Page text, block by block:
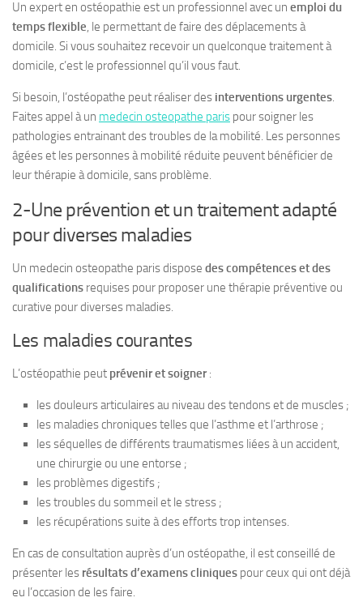
Un expert en ostéopathie est un professionnel avec un emploi du
temps flexible, le permettant de faire des déplacements à
domicile. Si vous souhaitez recevoir un quelconque traitement à
domicile, c’est le professionnel qu’il vous faut.
Si besoin, l’ostéopathe peut réaliser des interventions urgentes.
Faites appel à un medecin osteopathe paris pour soigner les
pathologies entrainant des troubles de la mobilité. Les personnes
âgées et les personnes à mobilité réduite peuvent bénéficier de
leur thérapie à domicile, sans problème.
2-Une prévention et un traitement adapté
pour diverses maladies
Un medecin osteopathe paris dispose des compétences et des
qualifications requises pour proposer une thérapie préventive ou
curative pour diverses maladies.
Les maladies courantes
L’ostéopathie peut prévenir et soigner:
les douleurs articulaires au niveau des tendons et de muscles ;
les maladies chroniques telles que l’asthme et l’arthrose ;
les séquelles de différents traumatismes liées à un accident,
une chirurgie ou une entorse ;
les problèmes digestifs ;
les troubles du sommeil et le stress ;
les récupérations suite à des efforts trop intenses.
En cas de consultation auprès d’un ostéopathe, il est conseillé de
présenter les résultats d’examens cliniques pour ceux qui ont déjà
eu l’occasion de les faire.